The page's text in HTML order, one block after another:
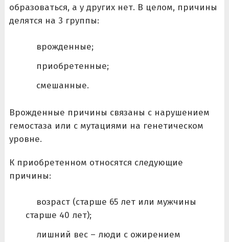
образоваться, а у других нет. В целом, причины
делятся на 3 группы:
врожденные;
приобретенные;
смешанные.
Врожденные причины связаны с нарушением
гемостаза или с мутациями на генетическом
уровне.
К приобретенном относятся следующие
причины:
возраст (старше 65 лет или мужчины
старше 40 лет);
лишний вес – люди с ожирением